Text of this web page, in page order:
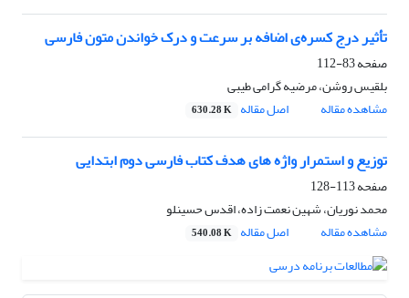
‏تأثیر درج کسره‌‌‌‌‌‌‌‌‌‌‌‌‌‌‌‌ی اضافه بر سرعت و درک خواندن متون فارسی
صفحه83-112
بلقیس روشن، مرضیه گرامی طیبی
مشاهده مقاله
اصل مقاله 630.28 K
توزیع و استمرار واژه های هدف کتاب فارسی دوم ابتدایی
صفحه113-128
محمد نوریان، شهین نعمت زاده، اقدس حسینلو
مشاهده مقاله
اصل مقاله 540.08 K